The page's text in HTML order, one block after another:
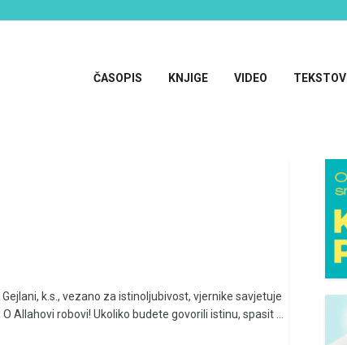
ČASOPIS KNJIGE VIDEO TEKSTOVI
k.s., vezano za istinoljubivost, vjernike savjetuje
Allahovi robovi! Ukoliko budete govorili istinu, spasit ...